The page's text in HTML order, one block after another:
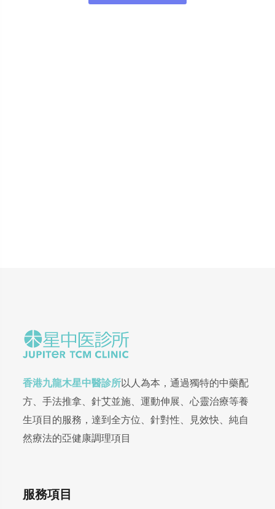
香港九龍木星中醫診所以人為本，通過獨特的中藥配
方、手法推拿、針艾並施、運動伸展、心靈治療等養
生項目的服務，達到全方位、針對性、見效快、純自
然療法的亞健康調理項目
服務項目